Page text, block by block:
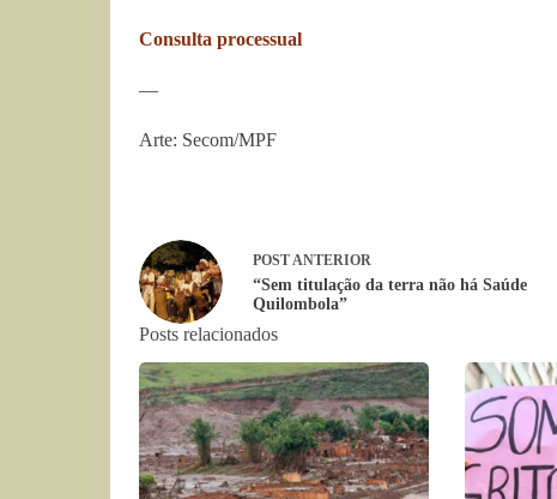
Consulta processual
—
Arte: Secom/MPF
POSTANTERIOR
“Sem titulação da terra não há Saúde
Quilombola”
Posts relacionados